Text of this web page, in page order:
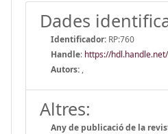
Dades
Identificador: RP:760
Handle: https://
Autors: ,
Altres:
Any de publicació de la